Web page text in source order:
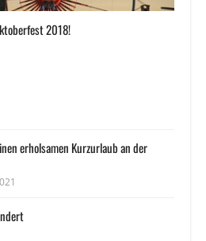
2018!
erholsamen Kurzurlaub an der